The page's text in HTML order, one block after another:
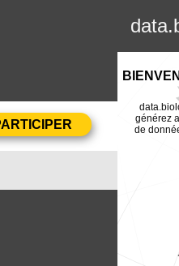
générez
de